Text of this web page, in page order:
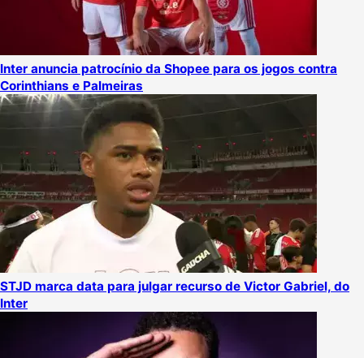
Inter anuncia patrocínio da Shopee para os jogos contra
Corinthians e Palmeiras
STJD marca data para julgar recurso de Victor Gabriel, do
Inter